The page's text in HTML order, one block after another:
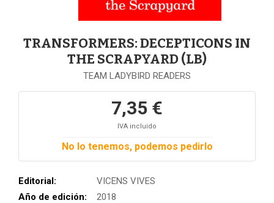
TRANSFORMERS: DECEPTICONS IN
THE SCRAPYARD (LB)
TEAM LADYBIRD READERS
7,35 €
IVA incluido
No lo tenemos, podemos pedirlo
Editorial:
VICENS VIVES
Año de edición:
2018